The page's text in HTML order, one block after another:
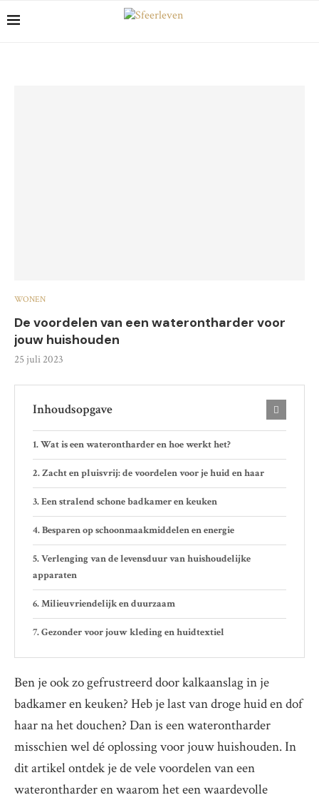
WONEN
De voordelen van een waterontharder voor
jouw huishouden
25 juli 2023
Inhoudsopgave
Wat is een waterontharder en hoe werkt het?
Zacht en pluisvrij: de voordelen voor je huid en haar
Een stralend schone badkamer en keuken
Besparen op schoonmaakmiddelen en energie
Verlenging van de levensduur van huishoudelijke
apparaten
Milieuvriendelijk en duurzaam
Gezonder voor jouw kleding en huidtextiel
Ben je ook zo gefrustreerd door kalkaanslag in je
badkamer en keuken? Heb je last van droge huid en dof
haar na het douchen? Dan is een waterontharder
misschien wel dé oplossing voor jouw huishouden. In
dit artikel ontdek je de vele voordelen van een
waterontharder en waarom het een waardevolle